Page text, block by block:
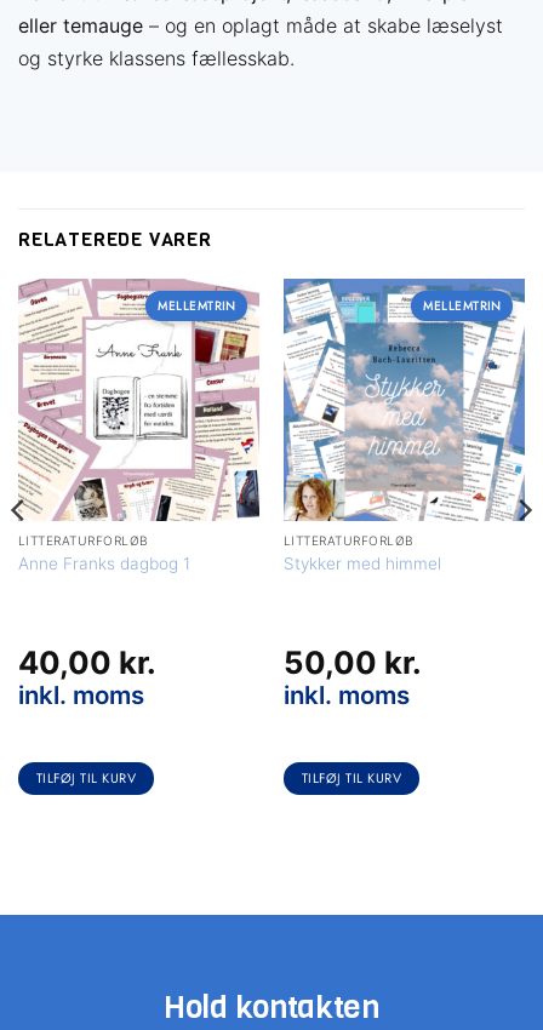
eller temauge – og en oplagt måde at skabe læselyst
og styrke klassens fællesskab.
RELATEREDE VARER
MELLEMTRIN
LITTERATURFORLØB
Anne Franks dagbog 1
40,00 kr.
inkl. moms
TILFØJ TIL KURV
MELLEMTRIN
LITTERATURFORLØB
Stykker med himmel
50,00 kr.
inkl. moms
TILFØJ TIL KURV
Hold kontakten
undervisning
Vælg det medlemskab der passer til dig — og spar